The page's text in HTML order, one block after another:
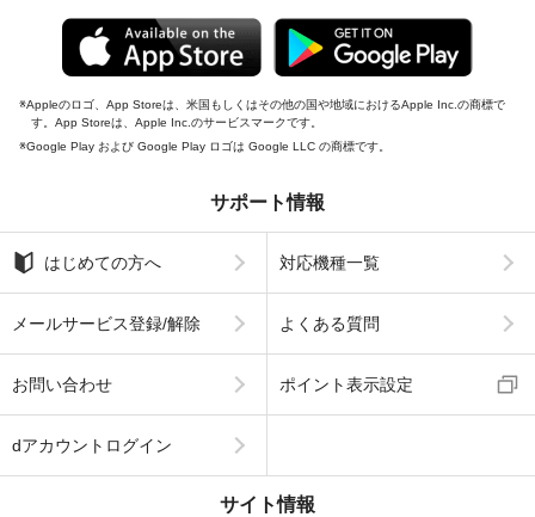
Appleのロゴ、App Storeは、米国もしくはその他の国や地域におけるApple Inc.の商標で
す。App Storeは、Apple Inc.のサービスマークです。
Google Play および Google Play ロゴは Google LLC の商標です。
サポート情報
はじめての方へ 対応機種一覧
メールサービス登録/解除 よくある質問
お問い合わせ ポイント表示設定
dアカウントログイン
サイト情報